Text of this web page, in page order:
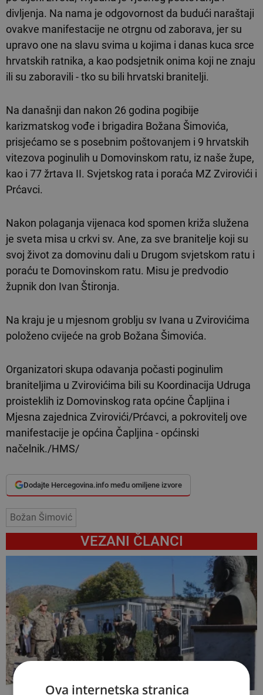
divljenja. Na nama je odgovornost da budući naraštaji
ovakve manifestacije ne otrgnu od zaborava, jer su
upravo one na slavu svima u kojima i danas kuca srce
hrvatskih ratnika, a kao podsjetnik onima koji ne znaju
ili su zaboravili - tko su bili hrvatski branitelji.
Na današnji dan nakon 26 godina pogibije
karizmatskog vođe i brigadira Božana Šimovića,
prisjećamo se s posebnim poštovanjem i 9 hrvatskih
vitezova poginulih u Domovinskom ratu, iz naše župe,
kao i 77 žrtava II. Svjetskog rata i poraća MZ Zvirovići i
Prćavci.
Nakon polaganja vijenaca kod spomen križa služena
je sveta misa u crkvi sv. Ane, za sve branitelje koji su
svoj život za domovinu dali u Drugom svjetskom ratu i
poraću te Domovinskom ratu. Misu je predvodio
župnik don Ivan Štironja.
Na kraju je u mjesnom groblju sv Ivana u Zvirovićima
položeno cvijeće na grob Božana Šimovića.
Organizatori skupa odavanja počasti poginulim
braniteljima u Zvirovićima bili su Koordinacija Udruga
proisteklih iz Domovinskog rata općine Čapljina i
Mjesna zajednica Zvirovići/Prćavci, a pokrovitelj ove
manifestacije je općina Čapljina - općinski
načelnik./HMS/
Dodajte Hercegovina.info među omiljene izvore
Božan Šimović
VEZANI ČLANCI
Ova internetska stranica